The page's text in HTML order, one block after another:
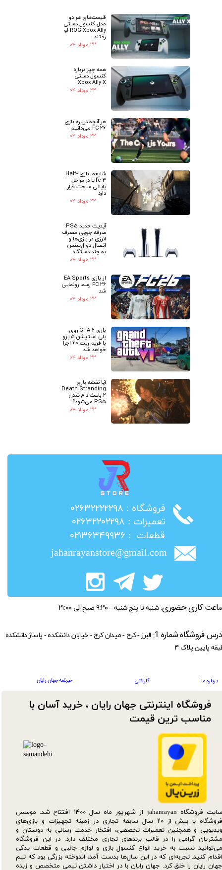
قیمت‌های هر دو
مدل کنسول دستی
ROG Xbox Ally لو
رفتند
۲۲ مرداد ۰۴
همه چیز درباره
کنسول دستی
Xbox Ally X
۲۲ مرداد ۰۴
هر آنچه درباره بازی
FC 26 می‌دانیم
۲۲ مرداد ۰۴
شایعه: بازی Half-
Life 3 در مراحل
پایانی ساخت قرار
دارد
۲۲ مرداد ۰۴
آپدیت جدید PS5:
صرفه جویی مصرف
انرژی در بازی‌ها و
اتصال دوال‌سنس
به چند دستگاه
۲۲ مرداد ۰۴
از بازی EA Sports
FC 26 رسما رونمایی
شد
۲۲ مرداد ۰۴
بازی GTA 6 روی
پلی استیشن 5 پرو
با فریم ریت 60 اجرا
خواهد شد
۲۲ مرداد ۰۴
آیا نقشه بازی
Death Stranding
2 باعث داغ شدن
PS5 می‌شود؟
۲۲ مرداد ۰۴
​فروشگاه : ۰۲۶۳۲۲۲۲۲۹۸
​تعمیرات : ۰۲۶۳۲۲۰۲۲۹۸
​قطعات : ۰۲۱۳۶۳۴۹۹۳۶
jahanrayanstore@gmail.com
سایت فروشگاه jahanrayan از شهریور ماه سال ۱۴۰۰ افتتاح شد. موسس
فروشگاه با بیش از ۲۰ سال سابقه تجاری در زمینه تجهیزات و بازی‌های
ویدیویی و همچنین تعمیرات تخصصی، افتخار خدمت رسانی به دوستان و
مشتریان گرامی را در قالب برندهای تجاری مختلف دارد. در این فروشگاه
می‌توانید نسبت به خرید انواع کنسول بازی و لوازم جانبی و قطعات یدکی‌
اقدام کنید. تجربه‌ای که در این سال‌ها بدست آمد، اندوخته بزرگی بود که تیم
جهان رایان را خلق کرد. جهان رایان با در اختیار داشتن تیمی متخصص و زبده
فروشگاه اینترنتی جهان رایان ، خرید آسان با
مناسب ترین قیمت​​​​​​​
کاری حضوری: شنبه تا پنج شنبه – ۹:۳۰ صبح الی ۲۱:۰۰
درباره ما گارانتی خبرنامه جهان رایان
فروشگاه شماره 1:
البرز - کرج - میدان کرج - خیابان دانشکده - پاساژ دانشکده
پایین پلاک ۴